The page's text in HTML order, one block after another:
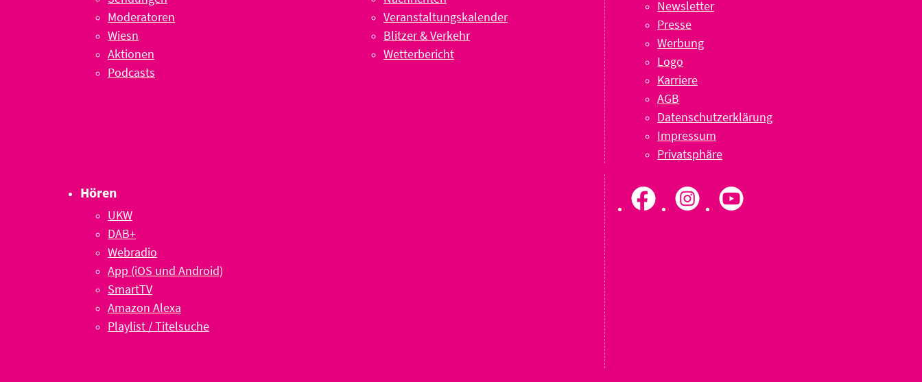
Moderatoren
Wiesn
Aktionen
Podcasts
Veranstaltungskalender
Blitzer & Verkehr
Wetterbericht
Hören
UKW
DAB+
Webradio
App (iOS und Android)
SmartTV
Amazon Alexa
Playlist / Titelsuche
Newsletter
Presse
Werbung
Logo
Karriere
AGB
Datenschutzerklärung
Impressum
Privatsphäre